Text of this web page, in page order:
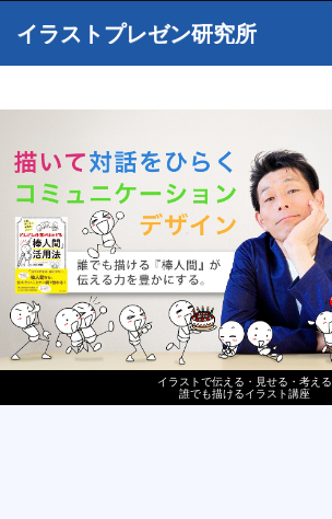
イラストで伝える・見せる・考える
誰でも描けるイラスト講座
イラストプレゼン研究所